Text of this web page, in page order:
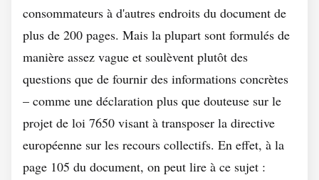
consommateurs à d'autres endroits du document de
plus de 200 pages. Mais la plupart sont formulés de
manière assez vague et soulèvent plutôt des
questions que de fournir des informations concrètes
– comme une déclaration plus que douteuse sur le
projet de loi 7650 visant à transposer la directive
européenne sur les recours collectifs. En effet, à la
page 105 du document, on peut lire à ce sujet :